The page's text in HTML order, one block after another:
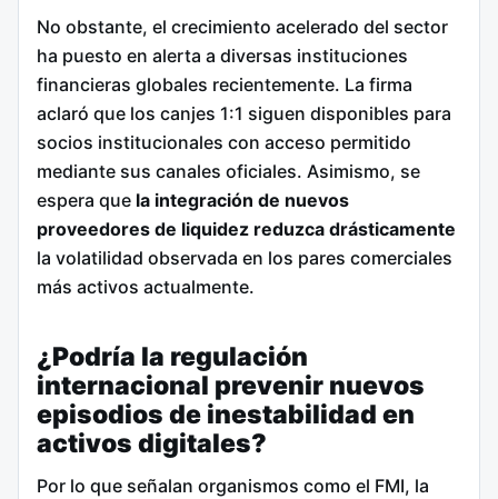
No obstante, el crecimiento acelerado del sector
ha puesto en alerta a diversas instituciones
financieras globales recientemente. La firma
aclaró que los canjes 1:1 siguen disponibles para
socios institucionales con acceso permitido
mediante sus canales oficiales. Asimismo, se
espera que la integración de nuevos
proveedores de liquidez reduzca drásticamente
la volatilidad observada en los pares comerciales
más activos actualmente.
¿Podría la regulación
internacional prevenir nuevos
episodios de inestabilidad en
activos digitales?
Por lo que señalan organismos como el FMI, la